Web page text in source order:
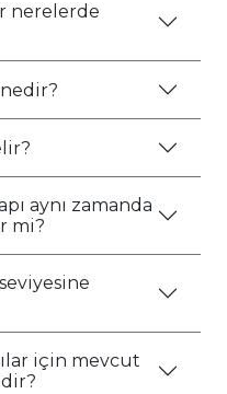
nerelerde
nedir?
aynı zamanda
mi?
için mevcut